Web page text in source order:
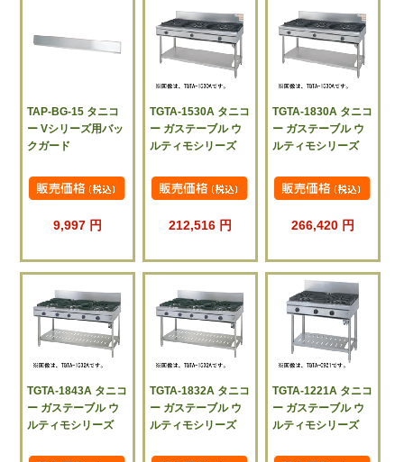
TAP-BG-15 タニコ
ー Vシリーズ用バッ
クガード
9,997 円
TGTA-1530A タニコ
ー ガステーブル ウ
ルティモシリーズ
212,516 円
TGTA-1830A タニコ
ー ガステーブル ウ
ルティモシリーズ
266,420 円
TGTA-1843A タニコ
ー ガステーブル ウ
ルティモシリーズ
TGTA-1832A タニコ
ー ガステーブル ウ
ルティモシリーズ
TGTA-1221A タニコ
ー ガステーブル ウ
ルティモシリーズ